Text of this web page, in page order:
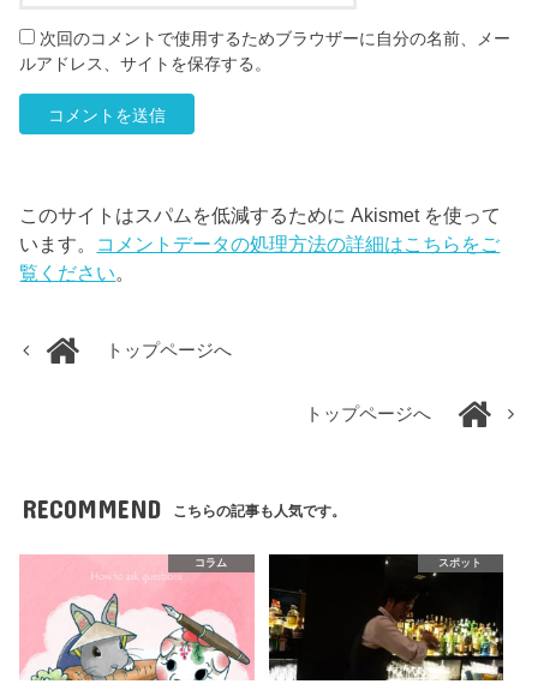
次回のコメントで使用するためブラウザーに自分の名前、メー
ルアドレス、サイトを保存する。
このサイトはスパムを低減するために Akismet を使って
います。 コメントデータの処理方法の詳細はこちらをご
覧ください。
トップページへ
トップページへ
RECOMMEND こちらの記事も人気です。
コラム スポット